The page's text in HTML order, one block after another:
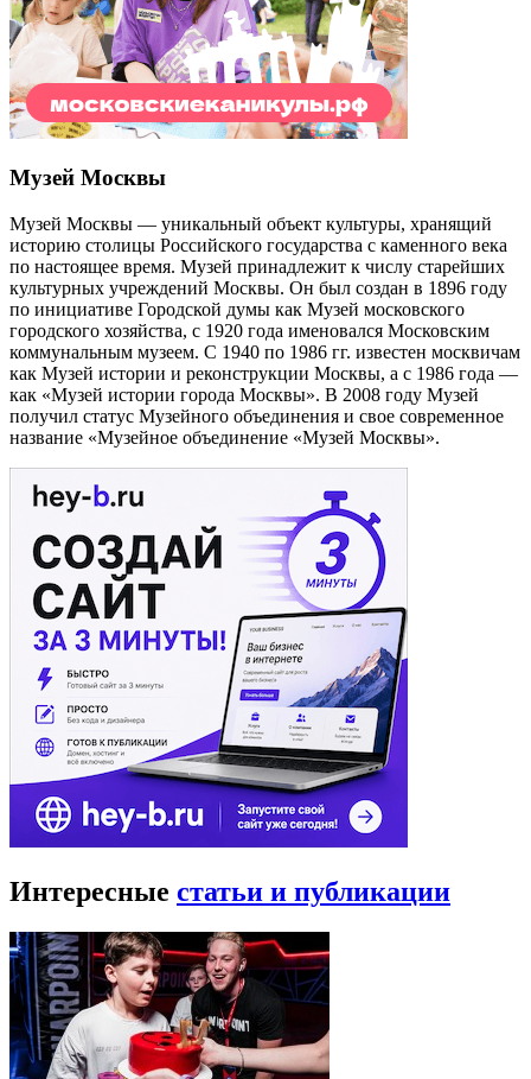
Музей Москвы
Музей Москвы — уникальный объект культуры, хранящий
историю столицы Российского государства с каменного века
по настоящее время. Музей принадлежит к числу старейших
культурных учреждений Москвы. Он был создан в 1896 году
по инициативе Городской думы как Музей московского
городского хозяйства, с 1920 года именовался Московским
коммунальным музеем. С 1940 по 1986 гг. известен москвичам
как Музей истории и реконструкции Москвы, а с 1986 года —
как «Музей истории города Москвы». В 2008 году Музей
получил статус Музейного объединения и свое современное
название «Музейное объединение «Музей Москвы».
Интересные статьи и публикации